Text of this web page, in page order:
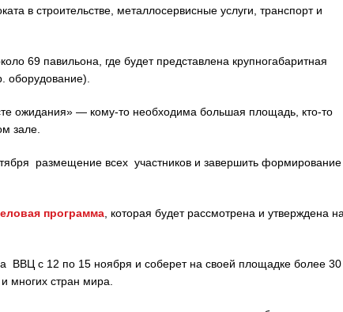
в строительстве, металлосервисные услуги, транспорт и
69 павильона, где будет представлена крупногабаритная
оборудование).
ожидания» — кому-то необходима большая площадь, кто-то
зале.
размещение всех участников и завершить формирование
программа, которая будет рассмотрена и утверждена
ВВЦ с 12 по 15 ноября и соберет на своей площадке более 30
многих стран мира.